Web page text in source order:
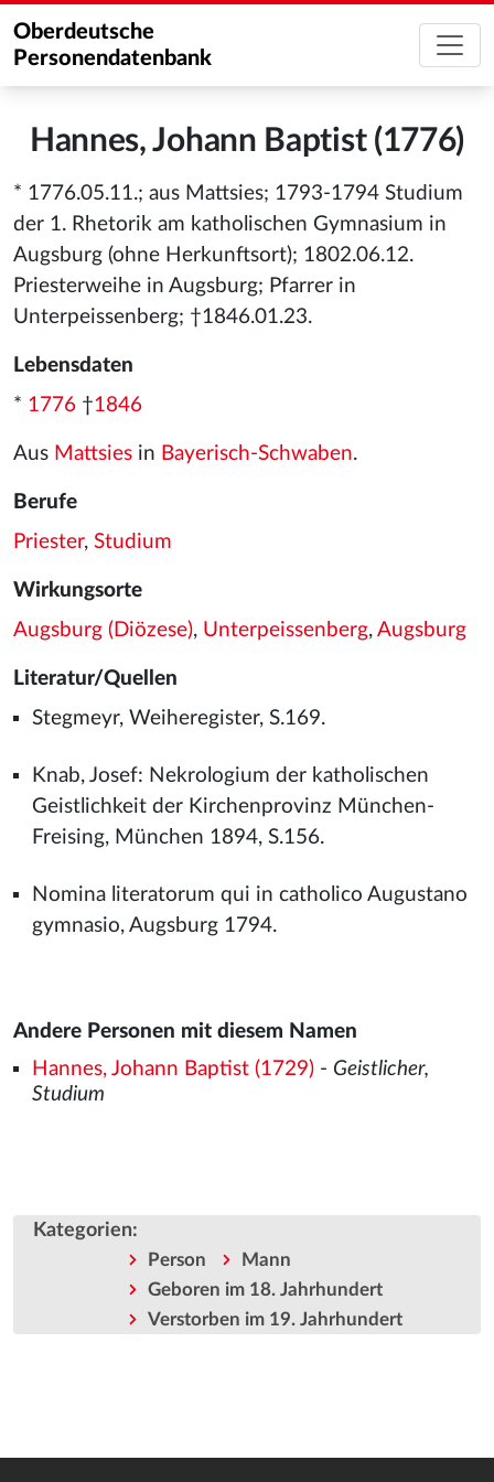
Oberdeutsche
Personendatenbank
Hannes, Johann Baptist (1776)
* 1776.05.11.; aus Mattsies; 1793-1794 Studium
der 1. Rhetorik am katholischen Gymnasium in
Augsburg (ohne Herkunftsort); 1802.06.12.
Priesterweihe in Augsburg; Pfarrer in
Unterpeissenberg; †1846.01.23.
Lebensdaten
* 1776 †1846
Aus Mattsies in Bayerisch-Schwaben.
Berufe
Priester, Studium
Wirkungsorte
Augsburg (Diözese), Unterpeissenberg, Augsburg
Literatur/Quellen
Stegmeyr, Weiheregister, S.169.
Knab, Josef: Nekrologium der katholischen
Geistlichkeit der Kirchenprovinz München-
Freising, München 1894, S.156.
Nomina literatorum qui in catholico Augustano
gymnasio, Augsburg 1794.
Andere Personen mit diesem Namen
Hannes, Johann Baptist (1729)- Geistlicher,
Studium
Kategorien:
Person
Mann
Geboren im 18. Jahrhundert
Verstorben im 19. Jahrhundert